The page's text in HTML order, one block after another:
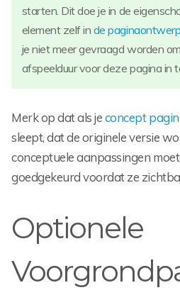
starten. Dit doe je in de
element zelf in de
je niet meer gevraagd worden
afspeelduur voor deze pagina in
Merk op dat als jeconcept
sleept, dat de originele versie
conceptuele aanpassingen
goedgekeurd voordat ze
Optionele